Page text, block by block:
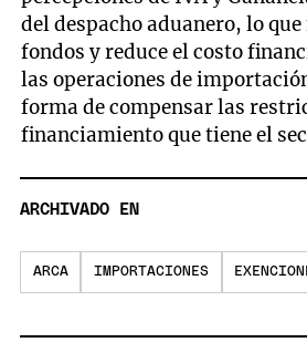
del despacho aduanero, lo
fondos y reduce el costo
las operaciones de
forma de compensar las
financiamiento que tiene el
ARCHIVADO EN
ARCA IMPORTACIONES